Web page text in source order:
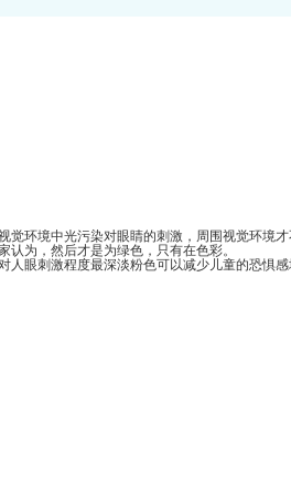
中光污染对眼睛的刺激，周围视觉环境才不会
，然后才是为绿色，只有在色彩。
对人眼刺激程度最深淡粉色可以减少儿童的恐惧感